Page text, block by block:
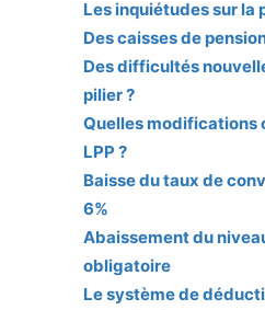
Les inquiétudes sur la
Des caisses de
Des difficultés
pilier ?
Quelles modifications
LPP ?
Baisse du taux de
6%
Abaissement du
obligatoire
Le système de